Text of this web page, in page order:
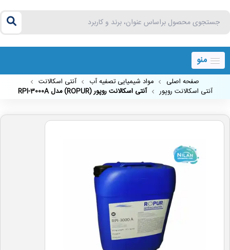
منو
صفحه اصلی مواد شیمیایی تصفیه آب
آنتی اسکالانت
آنتی اسکالانت روپور
آنتی اسکالانت روپور (ROPUR) مدل RPI-3000A